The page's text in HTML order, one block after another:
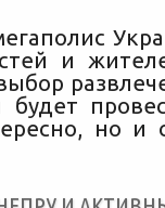
и
но и